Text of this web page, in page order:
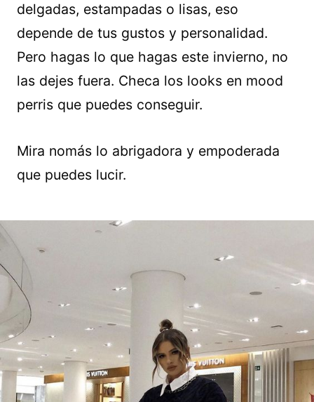
delgadas, estampadas o lisas, eso
depende de tus gustos y personalidad.
Pero hagas lo que hagas este invierno, no
las dejes fuera. Checa los looks en mood
perris que puedes conseguir.
Mira nomás lo abrigadora y empoderada
que puedes lucir.